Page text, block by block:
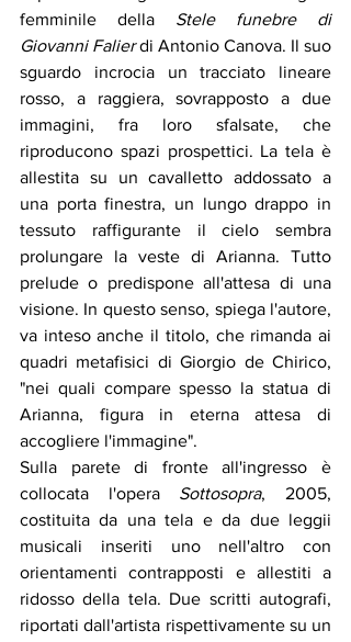
femminile della Stele funebre di
Giovanni Falier di Antonio Canova. Il suo
sguardo incrocia un tracciato lineare
rosso, a raggiera, sovrapposto a due
immagini, fra loro sfalsate, che
riproducono spazi prospettici. La tela è
allestita su un cavalletto addossato a
una porta finestra, un lungo drappo in
tessuto raffigurante il cielo sembra
prolungare la veste di Arianna. Tutto
prelude o predispone all'attesa di una
visione. In questo senso, spiega l'autore,
va inteso anche il titolo, che rimanda ai
quadri metafisici di Giorgio de Chirico,
"nei quali compare spesso la statua di
Arianna, figura in eterna attesa di
accogliere l'immagine".
Sulla parete di fronte all'ingresso è
collocata l'opera Sottosopra, 2005,
costituita da una tela e da due leggii
musicali inseriti uno nell'altro con
orientamenti contrapposti e allestiti a
ridosso della tela. Due scritti autografi,
riportati dall'artista rispettivamente su un